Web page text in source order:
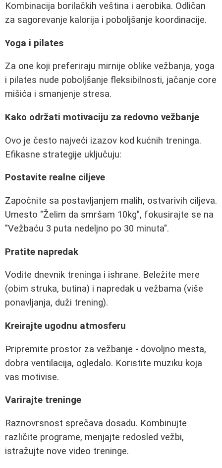
Kombinacija borilačkih veština i aerobika. Odličan
za sagorevanje kalorija i poboljšanje koordinacije.
Yoga i pilates
Za one koji preferiraju mirnije oblike vežbanja, yoga
i pilates nude poboljšanje fleksibilnosti, jačanje core
mišića i smanjenje stresa.
Kako održati motivaciju za redovno vežbanje
Ovo je često najveći izazov kod kućnih treninga.
Efikasne strategije uključuju:
Postavite realne ciljeve
Započnite sa postavljanjem malih, ostvarivih ciljeva.
Umesto "Želim da smršam 10kg", fokusirajte se na
"Vežbaću 3 puta nedeljno po 30 minuta".
Pratite napredak
Vodite dnevnik treninga i ishrane. Beležite mere
(obim struka, butina) i napredak u vežbama (više
ponavljanja, duži trening).
Kreirajte ugodnu atmosferu
Pripremite prostor za vežbanje - dovoljno mesta,
dobra ventilacija, ogledalo. Koristite muziku koja
vas motivise.
Varirajte treninge
Raznovrsnost sprečava dosadu. Kombinujte
različite programe, menjajte redosled vežbi,
istražujte nove video treninge.